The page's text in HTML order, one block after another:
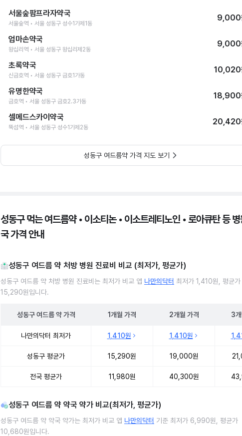
서울숲팜프라자약국
서울숲역 • 서울 성동구 성수1가제1동
9,000
엄마손약국
왕십리역 • 서울 성동구 왕십리제2동
9,000
초록약국
신금호역 • 서울 성동구 금호1가동
10,020
유명한약국
금호역 • 서울 성동구 금호2.3가동
18,900
셀메드스카이약국
뚝섬역 • 서울 성동구 성수1가제2동
20,420
성동구 여드름약 가격 지도 보기
성동구 먹는 여드름약 • 이소티논 • 이소트레티노인 • 로아큐탄 등
국 가격 안내
성동구 여드름 약 처방 병원 진료비 비교 (최저가, 평균가)
성동구 여드름 약 처방 병원 진료비는 최저가 비교 앱 나만의닥터 최저가 1,410원, 평균가
15,290원입니다.
성동구 여드름 약가격 1개월 가격 2개월 가격 3
나만의닥터 최저가 1,410원 1,410원
성동구 평균가 15,290원 19,000원
전국 평균가 11,980원 40,300원
성동구 여드름 약 약국 약가 비교(최저가, 평균가)
성동구 여드름 약 약국 약가는 최저가 비교 앱 나만의닥터 기준 최저가 6,990원, 평균가
10,680원입니다.